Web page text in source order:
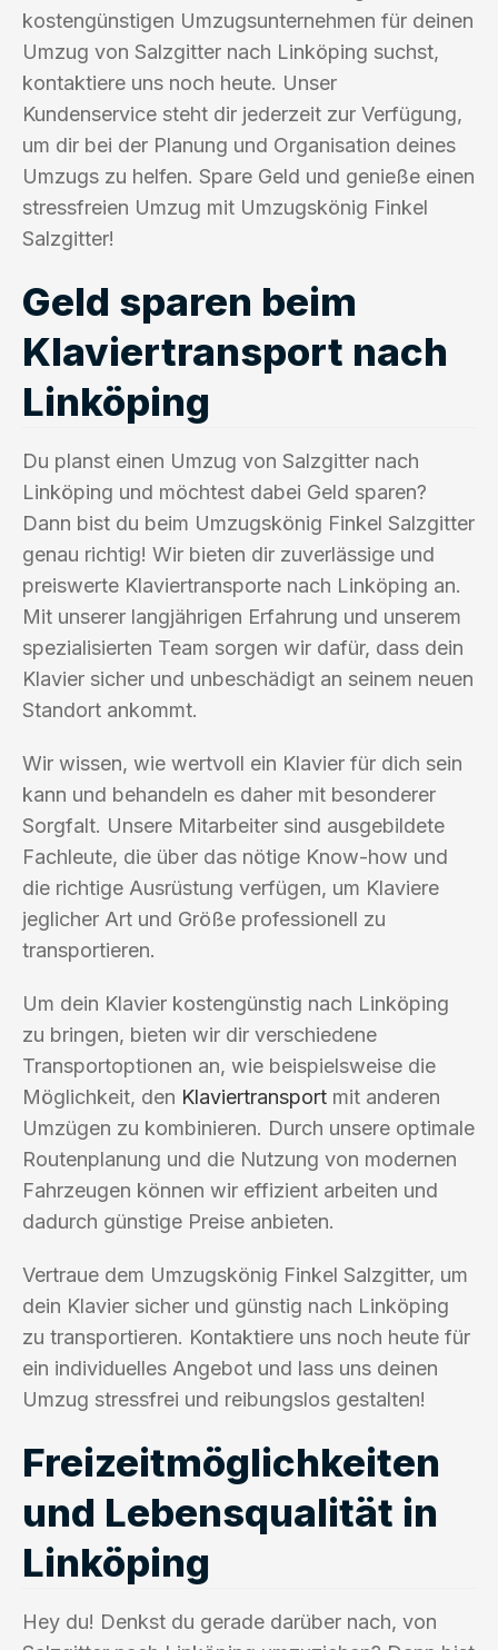
kostengünstigen Umzugsunternehmen für deinen
Umzug von Salzgitter nach Linköping suchst,
kontaktiere uns noch heute. Unser
Kundenservice steht dir jederzeit zur Verfügung,
um dir bei der Planung und Organisation deines
Umzugs zu helfen. Spare Geld und genieße einen
stressfreien Umzug mit Umzugskönig Finkel
Salzgitter!
Geld sparen beim
Klaviertransport nach
Linköping
Du planst einen Umzug von Salzgitter nach
Linköping und möchtest dabei Geld sparen?
Dann bist du beim Umzugskönig Finkel Salzgitter
genau richtig! Wir bieten dir zuverlässige und
preiswerte Klaviertransporte nach Linköping an.
Mit unserer langjährigen Erfahrung und unserem
spezialisierten Team sorgen wir dafür, dass dein
Klavier sicher und unbeschädigt an seinem neuen
Standort ankommt.
Wir wissen, wie wertvoll ein Klavier für dich sein
kann und behandeln es daher mit besonderer
Sorgfalt. Unsere Mitarbeiter sind ausgebildete
Fachleute, die über das nötige Know-how und
die richtige Ausrüstung verfügen, um Klaviere
jeglicher Art und Größe professionell zu
transportieren.
Um dein Klavier kostengünstig nach Linköping
zu bringen, bieten wir dir verschiedene
Transportoptionen an, wie beispielsweise die
Möglichkeit, den Klaviertransport mit anderen
Umzügen zu kombinieren. Durch unsere optimale
Routenplanung und die Nutzung von modernen
Fahrzeugen können wir effizient arbeiten und
dadurch günstige Preise anbieten.
Vertraue dem Umzugskönig Finkel Salzgitter, um
dein Klavier sicher und günstig nach Linköping
zu transportieren. Kontaktiere uns noch heute für
ein individuelles Angebot und lass uns deinen
Umzug stressfrei und reibungslos gestalten!
Freizeitmöglichkeiten
und Lebensqualität in
Linköping
Hey du! Denkst du gerade darüber nach, von